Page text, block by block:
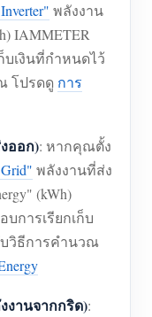
พลังงาน
IAMMETER
เงินที่กำหนดไว้
โปรดดู การ
ออก): หากคุณตั้ง
พลังงานที่ส่ง
(kWh)
การเรียกเก็บ
วิธีการคำนวณ
งานจากกริด):